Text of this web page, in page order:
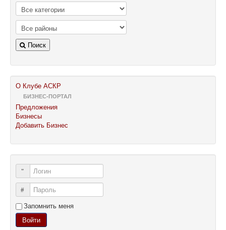
Поиск
О Клубе АСКР
БИЗНЕС-ПОРТАЛ
Предложения
Бизнесы
Добавить Бизнес
Логин
Пароль
Запомнить меня
Войти